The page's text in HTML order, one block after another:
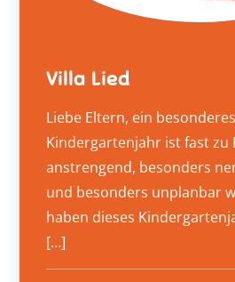
Villa Lied
Liebe Eltern, ein besonderes
Kindergartenjahr ist fast zu
anstrengend, besonders
und besonders unplanbar
haben dieses
[…]